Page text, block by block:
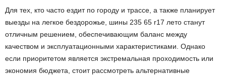
Для тех, кто часто ездит по городу и трассе, а также планирует
выезды на легкое бездорожье, шины 235 65 r17 лето станут
отличным решением, обеспечивающим баланс между
качеством и эксплуатационными характеристиками. Однако
если приоритетом является экстремальная проходимость или
экономия бюджета, стоит рассмотреть альтернативные